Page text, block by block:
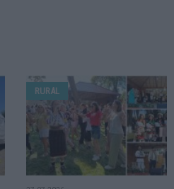
RURAL